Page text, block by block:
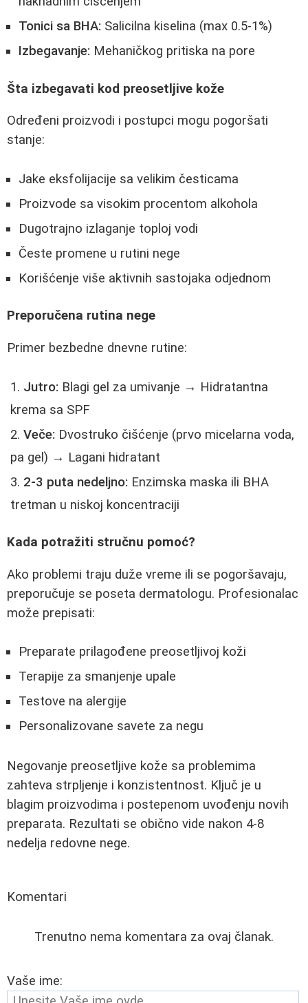
Tonici sa BHA: Salicilna kiselina (max 0.5-1%)
Izbegavanje: Mehaničkog pritiska na pore
Šta izbegavati kod preosetljive kože
Određeni proizvodi i postupci mogu pogoršati
stanje:
Jake eksfolijacije sa velikim česticama
Proizvode sa visokim procentom alkohola
Dugotrajno izlaganje toploj vodi
Česte promene u rutini nege
Korišćenje više aktivnih sastojaka odjednom
Preporučena rutina nege
Primer bezbedne dnevne rutine:
Jutro: Blagi gel za umivanje → Hidratantna
krema sa SPF
Veče: Dvostruko čišćenje (prvo micelarna voda,
pa gel) → Lagani hidratant
2-3 puta nedeljno: Enzimska maska ili BHA
tretman u niskoj koncentraciji
Kada potražiti stručnu pomoć?
Ako problemi traju duže vreme ili se pogoršavaju,
preporučuje se poseta dermatologu. Profesionalac
može prepisati:
Preparate prilagođene preosetljivoj koži
Terapije za smanjenje upale
Testove na alergije
Personalizovane savete za negu
Negovanje preosetljive kože sa problemima
zahteva strpljenje i konzistentnost. Ključ je u
blagim proizvodima i postepenom uvođenju novih
preparata. Rezultati se obično vide nakon 4-8
nedelja redovne nege.
Komentari
Trenutno nema komentara za ovaj članak.
Vaše ime: